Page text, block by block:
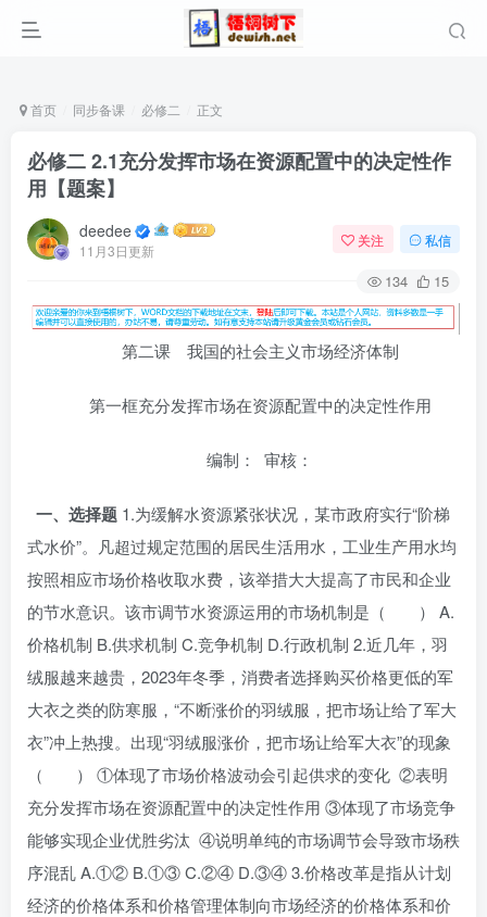
首页 同步备课 必修二 正文
必修二 2.1充分发挥市场在资源配置中的决定性作
用【题案】
deedee
11月3日更新
关注 私信
134 15
第二课 我国的社会主义市场经济体制
第一框充分发挥市场在资源配置中的决定性作用
编制： 审核：
一、选择题 1.为缓解水资源紧张状况，某市政府实行“阶梯
式水价”。凡超过规定范围的居民生活用水，工业生产用水均
按照相应市场价格收取水费，该举措大大提高了市民和企业
的节水意识。该市调节水资源运用的市场机制是（ ） A.
价格机制 B.供求机制 C.竞争机制 D.行政机制 2.近几年，羽
绒服越来越贵，2023年冬季，消费者选择购买价格更低的军
大衣之类的防寒服，“不断涨价的羽绒服，把市场让给了军大
衣”冲上热搜。出现“羽绒服涨价，把市场让给军大衣”的现象
（ ） ①体现了市场价格波动会引起供求的变化 ②表明
充分发挥市场在资源配置中的决定性作用 ③体现了市场竞争
能够实现企业优胜劣汰 ④说明单纯的市场调节会导致市场秩
序混乱 A.①② B.①③ C.②④ D.③④ 3.价格改革是指从计划
经济的价格体系和价格管理体制向市场经济的价格体系和价